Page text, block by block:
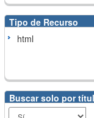
Tipo de Recurso
html
Buscar solo por